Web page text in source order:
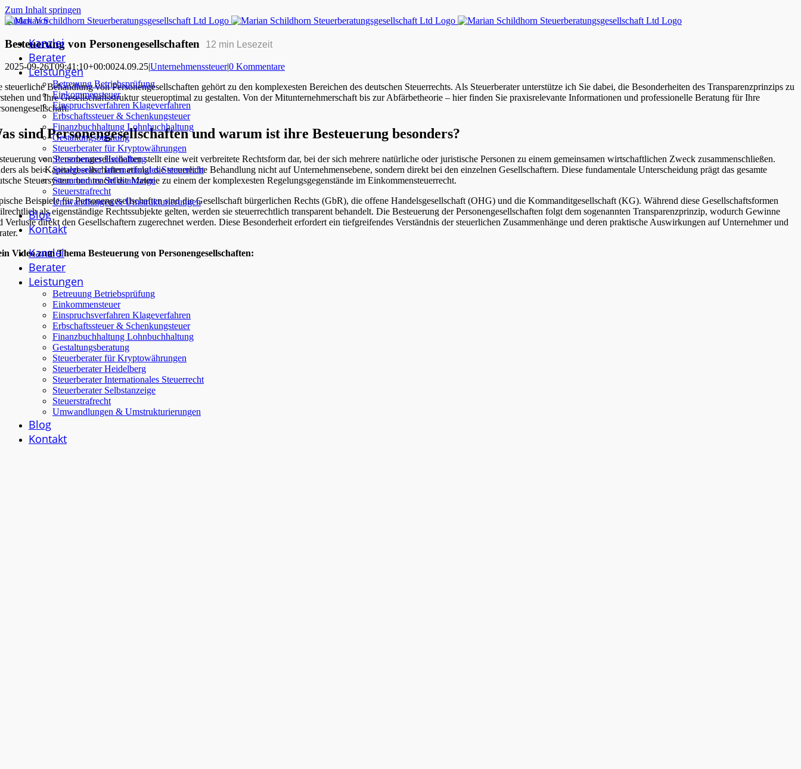
Zum Inhalt springen
Kanzlei
Berater
Leistungen
Betreuung Betriebsprüfung
Einkommensteuer
Einspruchsverfahren Klageverfahren
Erbschaftssteuer & Schenkungsteuer
Finanzbuchhaltung Lohnbuchhaltung
Gestaltungsberatung
Steuerberater für Kryptowährungen
Steuerberater Heidelberg
Steuerberater Internationales Steuerrecht
Steuerberater Selbstanzeige
Steuerstrafrecht
Umwandlungen & Umstrukturierungen
Blog
Kontakt
Kanzlei
Berater
Leistungen
Betreuung Betriebsprüfung
Einkommensteuer
Einspruchsverfahren Klageverfahren
Erbschaftssteuer & Schenkungsteuer
Finanzbuchhaltung Lohnbuchhaltung
Gestaltungsberatung
Steuerberater für Kryptowährungen
Steuerberater Heidelberg
Steuerberater Internationales Steuerrecht
Steuerberater Selbstanzeige
Steuerstrafrecht
Umwandlungen & Umstrukturierungen
Blog
Kontakt
Zurück Vor
Besteuerung von Personengesellschaften 12 min Lesezeit
2025-09-26T09:41:10+00:0024.09.25|Unternehmenssteuer|0 Kommentare
steuerliche Behandlung von Personengesellschaften gehört zu den komplexesten Bereichen des deutschen Steuerrechts. Als Steuerberater unterstütze ich Sie dabei, die Besonderheiten des Transparenzprinzips zu
und Ihre Gesellschaftsstruktur steueroptimal zu gestalten. Von der Mitunternehmerschaft bis zur Abfärbetheorie – hier finden Sie praxisrelevante Informationen und professionelle Beratung für Ihre
sind Personengesellschaften und warum ist ihre Besteuerung besonders?
von Personengesellschaften stellt eine weit verbreitete Rechtsform dar, bei der sich mehrere natürliche oder juristische Personen zu einem gemeinsamen wirtschaftlichen Zweck zusammenschließen.
als bei Kapitalgesellschaften erfolgt die steuerliche Behandlung nicht auf Unternehmensebene, sondern direkt bei den einzelnen Gesellschaftern. Diese fundamentale Unterscheidung prägt das gesamte
Steuersystem und macht die Materie zu einem der komplexesten Regelungsgegenstände im Einkommensteuerrecht.
Beispiele für Personengesellschaften sind die Gesellschaft bürgerlichen Rechts (GbR), die offene Handelsgesellschaft (OHG) und die Kommanditgesellschaft (KG). Während diese Gesellschaftsformen
als eigenständige Rechtssubjekte gelten, werden sie steuerrechtlich transparent behandelt. Die Besteuerung der Personengesellschaften folgt dem sogenannten Transparenzprinzip, wodurch Gewinne
Verluste direkt den Gesellschaftern zugerechnet werden. Diese Besonderheit erfordert ein tiefgreifendes Verständnis der steuerlichen Zusammenhänge und deren praktische Auswirkungen auf Unternehmer und
Video zum Thema Besteuerung von Personengesellschaften: